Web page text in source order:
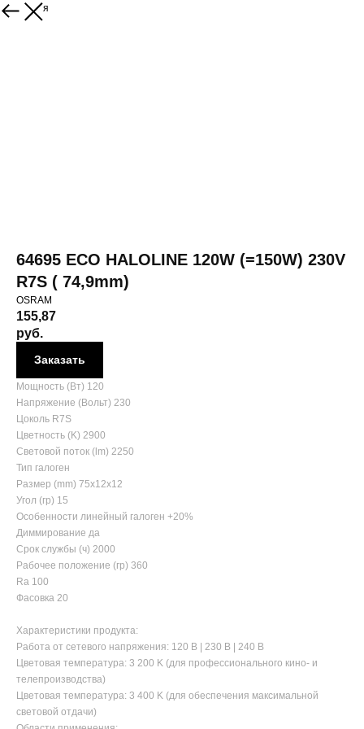
Вернуться
64695 ECO HALOLINE 120W (=150W) 230V
R7S ( 74,9mm)
OSRAM
155,87
руб.
Заказать
Мощность (Вт) 120
Напряжение (Вольт) 230
Цоколь R7S
Цветность (K) 2900
Световой поток (lm) 2250
Тип галоген
Размер (mm) 75х12х12
Угол (гр) 15
Особенности линейный галоген +20%
Диммирование да
Срок службы (ч) 2000
Рабочее положение (гр) 360
Ra 100
Фасовка 20
Характеристики продукта:
Работа от сетевого напряжения: 120 В | 230 В | 240 В
Цветовая температура: 3 200 K (для профессионального кино- и
телепроизводства)
Цветовая температура: 3 400 K (для обеспечения максимальной
световой отдачи)